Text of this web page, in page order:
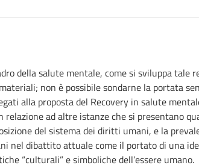
della salute mentale, come si sviluppa tale
non è possibile sondarne la portata
alla proposta del Recovery in salute
ad altre istanze che si presentano
del sistema dei diritti umani, e la
nel dibattito attuale come il portato di una
“culturali” e simboliche dell’essere umano.